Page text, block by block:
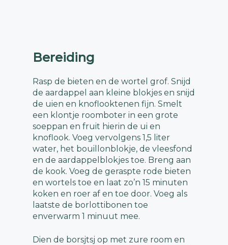
Bereiding
Rasp de bieten en de wortel grof. Snijd
de aardappel aan kleine blokjes en snijd
de uien en knoflooktenen fijn. Smelt
een klontje roomboter in een grote
soeppan en fruit hierin de ui en
knoflook. Voeg vervolgens 1,5 liter
water, het bouillonblokje, de vleesfond
en de aardappelblokjes toe. Breng aan
de kook. Voeg de geraspte rode bieten
en wortels toe en laat zo’n 15 minuten
koken en roer af en toe door. Voeg als
laatste de borlottibonen toe
enverwarm 1 minuut mee.
Dien de borsjtsj op met zure room en